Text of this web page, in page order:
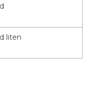
liten